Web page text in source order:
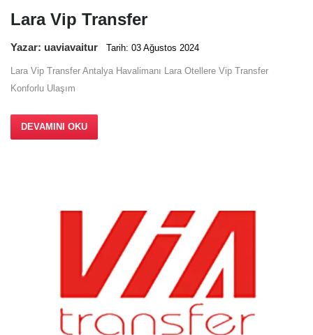
Lara Vip Transfer
Yazar: uaviavaitur Tarih: 03 Ağustos 2024
Lara Vip Transfer Antalya Havalimanı Lara Otellere Vip Transfer
Konforlu Ulaşım
DEVAMINI OKU